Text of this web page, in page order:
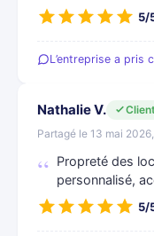
5/
L’entreprise a pris
Nathalie V.
Partagé le 13 mai
Propreté des
personnalisé,
5/